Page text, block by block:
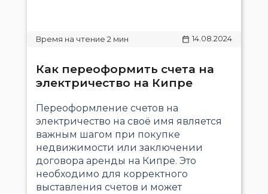
14.08.2024
Как переоформить счета на
электричество на Кипре
Переоформление счетов на
электричество на своё имя является
важным шагом при покупке
недвижимости или заключении
договора аренды на Кипре. Это
необходимо для корректного
выставления счетов и может